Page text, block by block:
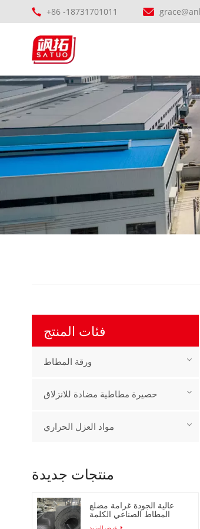
+86 -18731701011
فئات المنتج
ورقة المطاط
حصيرة مطاطية مضادة للانزلاق
مواد العزل الحراري
منتجات جديدة
عالية الجودة غرامة مضلع
المطاط الصناعي الكلمة
حصيرة